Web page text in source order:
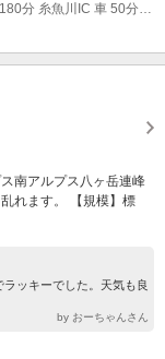
(1)安曇野IC 車 70分 ⇒パノラマウェイ40分⇒徒歩180分 糸魚川IC 車 50分 ⇒パノラマウェイ40分⇒徒歩180分 JR大糸線白馬駅 バス、タクシー 20分 ⇒パノラマウェイ40分⇒徒歩180分 JR北陸新幹線長野駅 バス 80分 ⇒パノラマウェイ40分⇒徒歩180分
南アルプス八ヶ岳連峰
れます。 【規模】標
ッキーでした。天気も良
by おーちゃんさん